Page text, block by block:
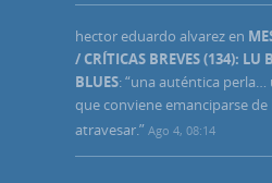
hector eduardo alvarez en
/ CRÍTICAS BREVES (134): LU
BLUES: “una auténtica perla…
que conviene emanciparse
atravesar.” Ago 4, 08:14